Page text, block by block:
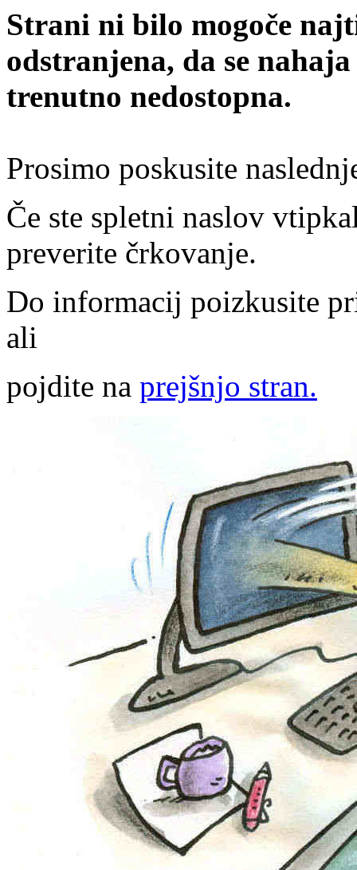
Strani ni bilo mogoče
odstranjena, da se
trenutno nedostopna.
Prosimo poskusite
Če ste spletni naslov
preverite črkovanje.
Do informacij poizkusite
ali
pojdite na prejšnjo stran.